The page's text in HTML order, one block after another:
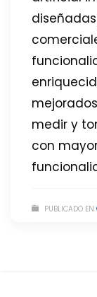
medir y
con
PUBLICADO EN